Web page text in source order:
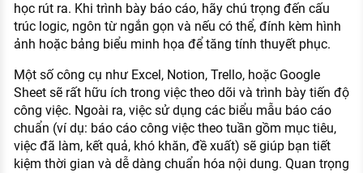
học rút ra. Khi trình bày báo cáo, hãy chú trọng đến cấu
trúc logic, ngôn từ ngắn gọn và nếu có thể, đính kèm hình
ảnh hoặc bảng biểu minh họa để tăng tính thuyết phục.
Một số công cụ như Excel, Notion, Trello, hoặc Google
Sheet sẽ rất hữu ích trong việc theo dõi và trình bày tiến độ
công việc. Ngoài ra, việc sử dụng các biểu mẫu báo cáo
chuẩn (ví dụ: báo cáo công việc theo tuần gồm mục tiêu,
việc đã làm, kết quả, khó khăn, đề xuất) sẽ giúp bạn tiết
kiệm thời gian và dễ dàng chuẩn hóa nội dung. Quan trọng